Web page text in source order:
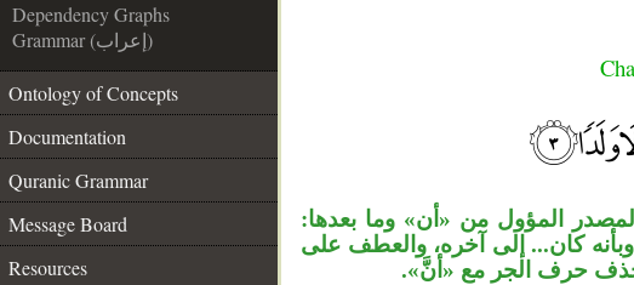
Dependency Graphs
Grammar (إعراب)
Ontology of Concepts
Documentation
Quranic Grammar
Message Board
Resources
المؤول من «أن» وما بعدها:
وبأنه كان... إلى آخره، والعطف على
حذف حرف الجر مع «أنَّ».